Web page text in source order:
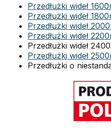
Przedłużki wideł
Przedłużki wideł
Przedłużki wideł
Przedłużki wideł
Przedłużki wideł
Przedłużki wideł
Przedłużki o